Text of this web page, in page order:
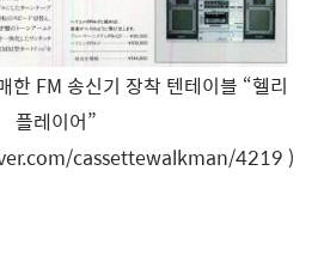
FM 송신기 장착 텐테이블 “헬리
플레이어”
cassettewalkman/4219 )